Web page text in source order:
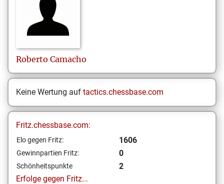
Roberto Camacho
Keine Wertung auf tactics.chessbase.com
Fritz.chessbase.com:
Elo gegen Fritz: 1606
Gewinnpartien Fritz: 0
Schönheitspunkte
2
Erfolge gegen Fritz...